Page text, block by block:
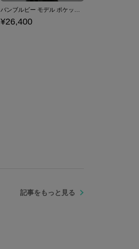
バンブルビー モデル ポケッタブルアウター トランスフォーマー
¥26,400
記事をもっと見る